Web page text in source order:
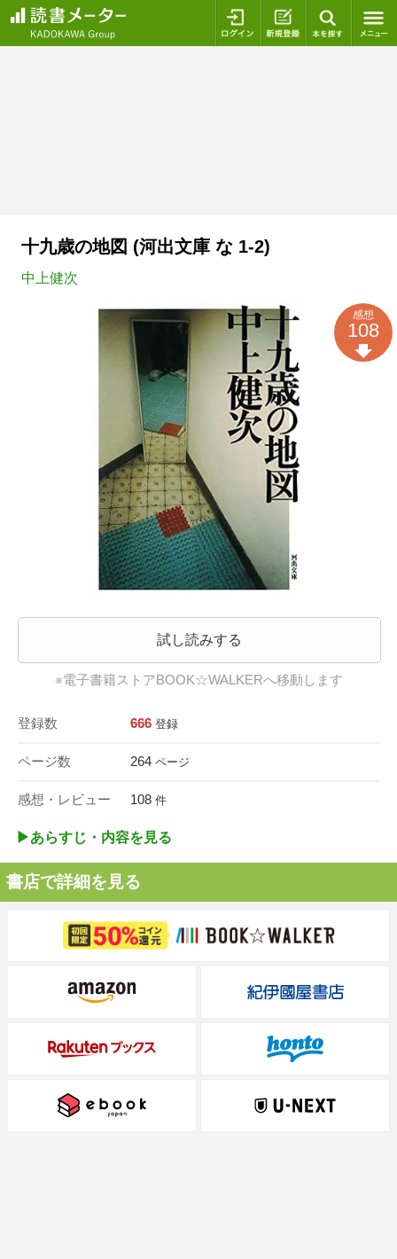
ログイン 新規登録
十九歳の地図 (河出文庫 な 1-2)
中上健次
試し読みする
※電子書籍ストアBOOK☆WALKERへ移動します
登録数 666 登録
ページ数 264 ページ
感想・レビュー 108 件
感想
108
▶︎あらすじ・内容を見る
書店で詳細を見る